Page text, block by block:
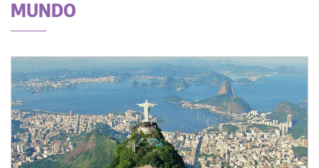
MUNDO